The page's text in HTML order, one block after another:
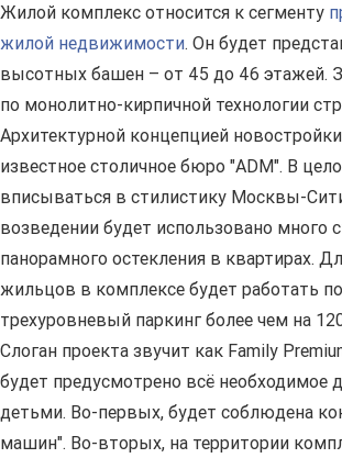
Жилой комплекс относится к сегменту
жилой недвижимости. Он будет
высотных башен – от 45 до 46 этажей.
по монолитно-кирпичной технологии
Архитектурной концепцией
известное столичное бюро "ADM". В
вписываться в стилистику Москвы-
возведении будет использовано много
панорамного остекления в квартирах.
жильцов в комплексе будет работать
трехуровневый паркинг более чем на
Слоган проекта звучит как Family
будет предусмотрено всё необходимое
детьми. Во-первых, будет соблюдена
машин". Во-вторых, на территории